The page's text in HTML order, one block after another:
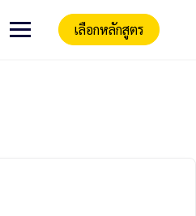
เลือกหลักสูตร